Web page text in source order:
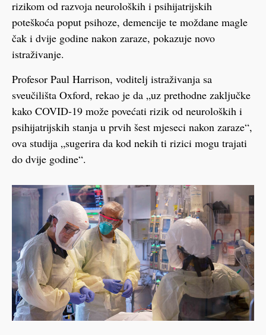
rizikom od razvoja neuroloških i psihijatrijskih
poteškoća poput psihoze, demencije te moždane magle
čak i dvije godine nakon zaraze, pokazuje novo
istraživanje.
Profesor Paul Harrison, voditelj istraživanja sa
sveučilišta Oxford, rekao je da „uz prethodne zaključke
kako COVID-19 može povećati rizik od neuroloških i
psihijatrijskih stanja u prvih šest mjeseci nakon zaraze“,
ova studija „sugerira da kod nekih ti rizici mogu trajati
do dvije godine“.